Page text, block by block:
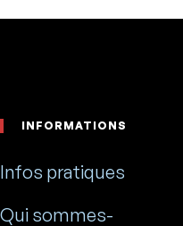
INFORMATIONS
Infos pratiques
Qui sommes-